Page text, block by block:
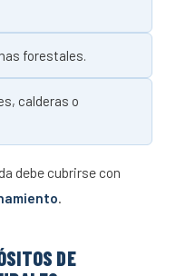
forestales.
calderas o
debe cubrirse con
DE